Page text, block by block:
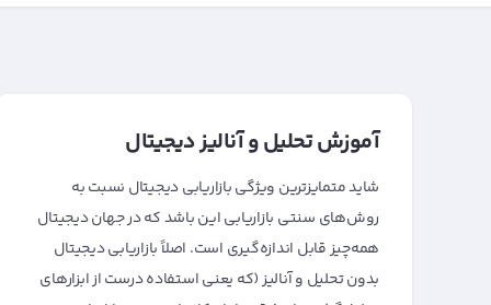
آموزش تحلیل و آنالیز دیجیتال
شاید متمایزترین ویژگی بازاریابی دیجیتال نسبت به
روش‌های سنتی بازاریابی این باشد که در جهان دیجیتال
همه‌چیز قابل اندازه‌گیری است. اصلاً بازاریابی دیجیتال
بدون تحلیل و آنالیز (که یعنی استفاده درست از ابزارهای